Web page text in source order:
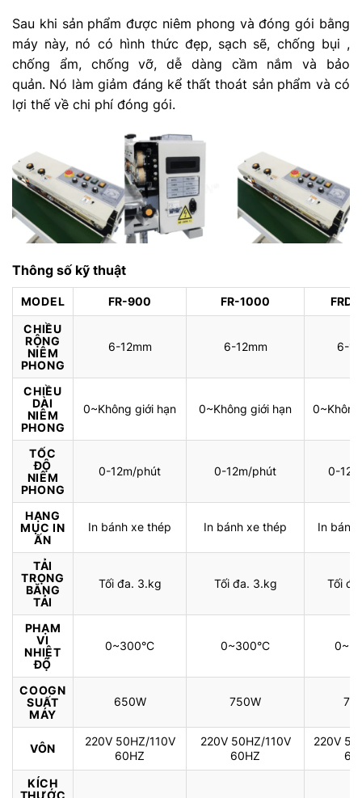
Sau khi sản phẩm được niêm phong và đóng gói bằng
máy này, nó có hình thức đẹp, sạch sẽ, chống bụi ,
chống ẩm, chống vỡ, dễ dàng cầm nắm và bảo
quản. Nó làm giảm đáng kể thất thoát sản phẩm và có
lợi thế về chi phí đóng gói.
Thông số kỹ thuật
MODEL FR-900 FR-1000
CHIỀU
RỘNG
NIÊM
PHONG
6-12mm 6-12mm 6-
CHIỀU
DÀI
NIÊM
PHONG
0~Không giới hạn 0~Không giới hạn
TỐC
ĐỘ
NIÊM
PHONG
0-12m/phút 0-12m/phút 0-
HẠNG
MỤC IN
ẤN
In bánh xe thép In bánh xe thép In bánh
TẢI
TRỌNG
BĂNG
TẢI
Tối đa. 3.kg Tối đa. 3.kg Tối
PHẠM
VI
NHIỆT
ĐỘ
0~300°C 0~300°C
COOGN
SUẤT
MÁY
650W 750W
VÔN
220V 50HZ/110V
60HZ
220V 50HZ/110V
60HZ
220V
KÍCH
THƯỚC